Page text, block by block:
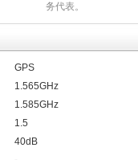
务代表。
GPS
1.565GHz
1.585GHz
1.5
40dB